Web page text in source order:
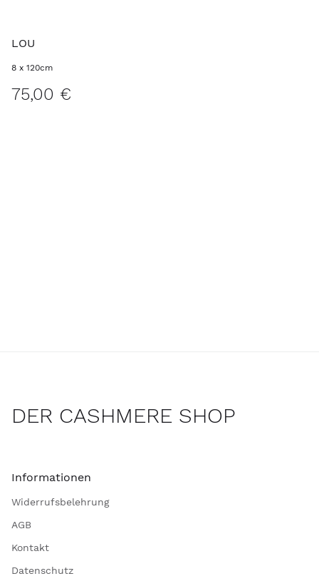
LOU
8 x 120cm
75,00 €
DER CASHMERE SHOP
Informationen
Widerrufsbelehrung
AGB
Kontakt
Datenschutz